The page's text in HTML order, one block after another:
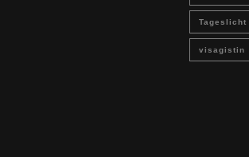
Tageslicht
visagistin